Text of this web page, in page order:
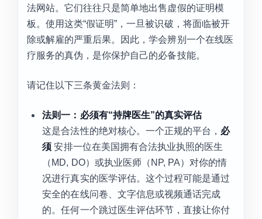
法网站。它们往往只是简单地出售虚假的证明模
板。使用这类“假证明”，一旦被识破，将面临被开
除或解雇的严重后果。因此，学会辨别一个在线医
疗服务的真伪，是你保护自己的必备技能。
请记住以下三条黄金法则：
法则一：必须有“持牌医生”的真实评估
这是合法性的绝对核心。一个正规的平台， 必
须 安排一位在美国拥有合法执业执照的医生
（MD, DO）或执业医师（NP, PA）对你的情
况进行真实的医学评估。这个过程可能是通过
安全的在线问卷、文字信息或视频通话完成
的。任何一个跳过医生评估环节，直接让你付